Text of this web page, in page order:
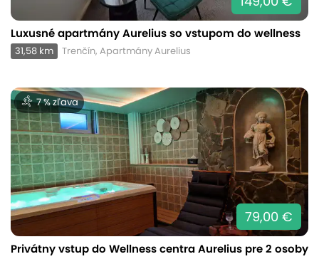
Luxusné apartmány Aurelius so vstupom do wellness
31,58 km Trenčín, Apartmány Aurelius
7 % zľava
79,00 €
Privátny vstup do Wellness centra Aurelius pre 2 osoby